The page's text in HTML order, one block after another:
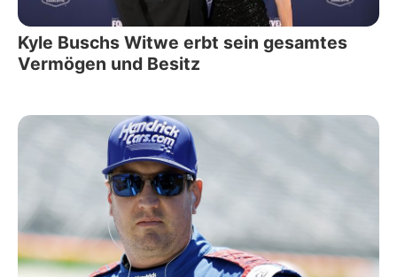
Kyle Buschs Witwe erbt sein gesamtes
Vermögen und Besitz